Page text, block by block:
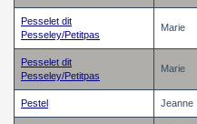
Pesselet dit
Pesseley/Petitpas
Marie
Pesselet dit
Pesseley/Petitpas
Marie
Pestel Jeanne